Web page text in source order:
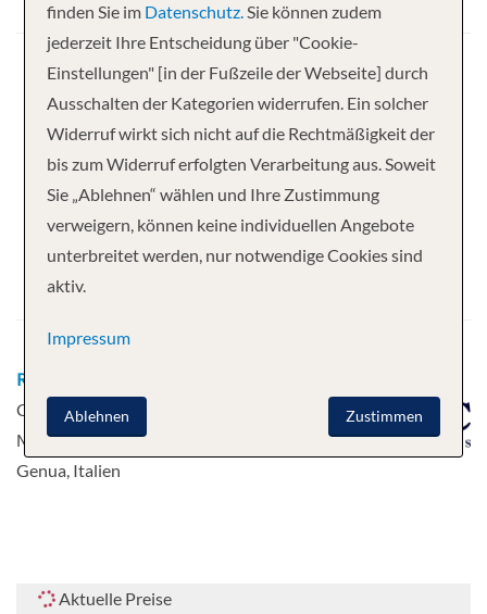
Ihre Kreuzfahrt
7 NächteMSC Grandiosa
Abfahrt
Route
Civitavecchia (Rom), Italien - Palma de
Mallorca - Barcelona, Spanien - Cannes -
Genua, Italien
Aktuelle Preise
finden Sie im Datenschutz.Sie können zudem
jederzeit Ihre Entscheidung über "Cookie-
Einstellungen" [in der Fußzeile der Webseite] durch
Ausschalten der Kategorien widerrufen. Ein solcher
Widerruf wirkt sich nicht auf die Rechtmäßigkeit der
bis zum Widerruf erfolgten Verarbeitung aus. Soweit
Sie „Ablehnen“ wählen und Ihre Zustimmung
verweigern, können keine individuellen Angebote
unterbreitet werden, nur notwendige Cookies sind
aktiv.
Impressum
Zustimmen
Ablehnen